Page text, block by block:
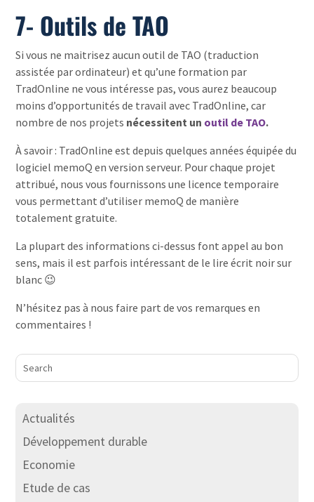
7- Outils de TAO
Si vous ne maitrisez aucun outil de TAO (traduction
assistée par ordinateur) et qu’une formation par
TradOnline ne vous intéresse pas, vous aurez beaucoup
moins d’opportunités de travail avec TradOnline, car
nombre de nos projets nécessitent un outil de TAO.
À savoir : TradOnline est depuis quelques années équipée du
logiciel memoQ en version serveur. Pour chaque projet
attribué, nous vous fournissons une licence temporaire
vous permettant d’utiliser memoQ de manière
totalement gratuite.
La plupart des informations ci-dessus font appel au bon
sens, mais il est parfois intéressant de le lire écrit noir sur
blanc 😉
N’hésitez pas à nous faire part de vos remarques en
commentaires !
Actualités
Développement durable
Economie
Etude de cas